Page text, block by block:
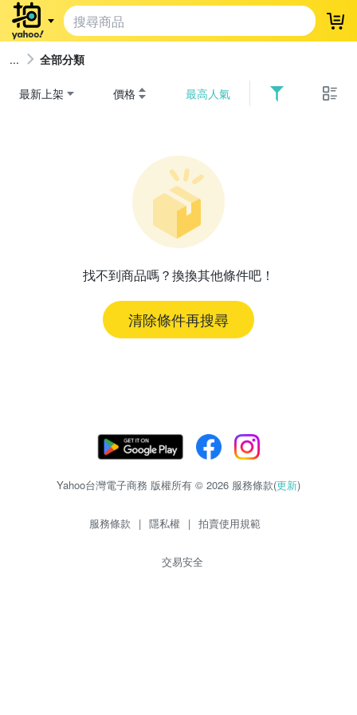
登
全部分類
最新上架 價格 最高人氣
找不到商品嗎？換換其他條件吧！
清除條件再搜尋
Yahoo台灣電子商務 版權所有 © 2026 服務條款(更新)
服務條款 | 隱私權 | 拍賣使用規範
交易安全